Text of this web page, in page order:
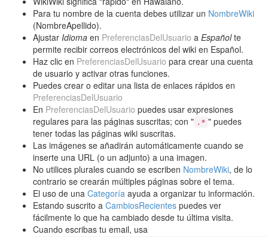
Para tu nombre de la cuenta debes utilizar un NombreWiki
(NombreApellido).
Ajustar Idioma en PreferenciasDelUsuario a Españolte
permite recibir correos electrónicos del wiki en Español.
Haz clic en PreferenciasDelUsuario para crear una cuenta
de usuario y activar otras funciones.
Puedes crear o editar una lista de enlaces rápidos en
PreferenciasDelUsuario
En PreferenciasDelUsuario puedes usar expresiones
regulares para las páginas suscritas; con " .* " puedes
tener todas las páginas wiki suscritas.
Las imágenes se añadirán automáticamente cuando se
inserte una URL (o un adjunto) a una imagen.
No utilices plurales cuando se escriben NombreWiki, de lo
contrario se crearán múltiples páginas sobre el tema.
El uso de una Categoría ayuda a organizar tu información.
Estando suscrito a CambiosRecientes puedes ver
fácilmente lo que ha cambiado desde tu última visita.
Cuando escribas tu email, usa